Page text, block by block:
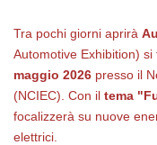
Tra pochi giorni aprirà
Automotive Exhibition) si
maggio 2026 presso il
(NCIEC). Con il tema
focalizzerà su nuove
elettrici.